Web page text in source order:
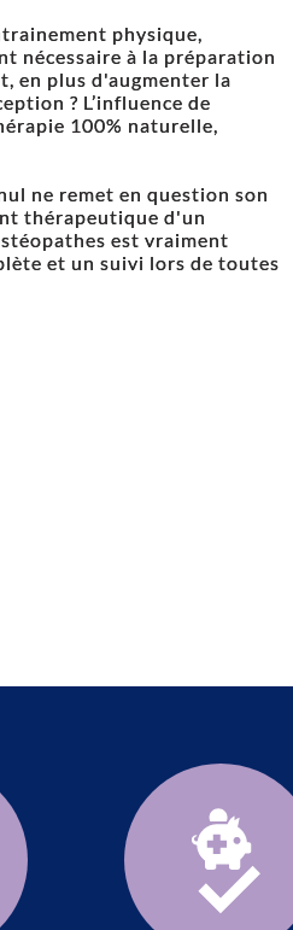
physique,
nécessaire à la préparation
en plus d'augmenter la
? L’influence de
100% naturelle,
ne remet en question son
thérapeutique d'un
est vraiment
et un suivi lors de toutes